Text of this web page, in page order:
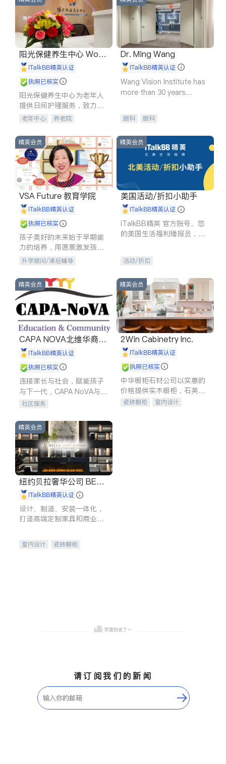
律师-其它 保释
阳光保健养生中心 World
shine
iTalkBB精英认证
执照已核实
阳光保健养生中心为老年人
提供日间护理服务，致力于
通过持续的护理创新来有效
老年中心 养老院
Dr. Ming Wang
iTalkBB精英认证
Wang Vision Institute has
more than 30 years
眼科 眼科
精英会员
VSA Future 教育学院
iTalkBB精英认证
执照已核实
孩子美好的未来始于早期能
力的培养，用愿景激发孩子
的学习潜力和动力。理念：
石。
升学顾问/课后辅导
精英会员
美国活动/折扣小助手
iTalkBB精英认证
iTalkBB精英 官方账号。您
的美国生活福利播报员，精
专属福利。
活动/折扣
精英会员
CAPA NOVA北维华裔家
长会iTalkBB精英认证
执照已核实
连接家长与社会，赋能孩子
与下一代，CAPA NoVA与您
携手建设包容、公平、充满
社区服务
精英会员
2Win Cabinetry Inc.
iTalkBB精英认证
执照已核实
中华橱柜石材公司以实惠的
价格提供实木橱柜，石英石
台面，多种优质不锈钢水
瓷砖橱柜
室内设计
精英会员
纽约贝拉奢华公司 BELL
A LUXE
iTalkBB精英认证
设计、制造、安装一体化，
打造高端定制家具和商业空
室内设计
瓷砖橱柜
请订阅我们的新闻